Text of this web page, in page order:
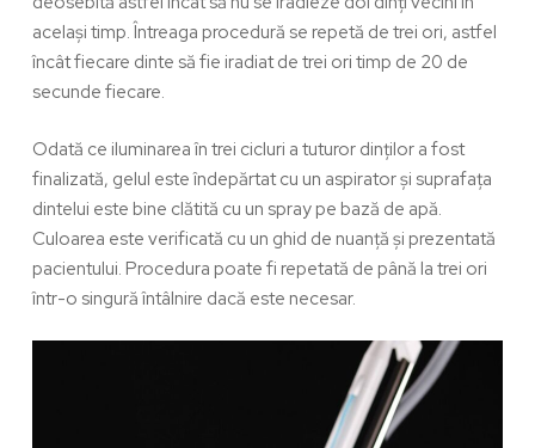
același timp. Întreaga procedură se repetă de trei ori, astfel
încât fiecare dinte să fie iradiat de trei ori timp de 20 de
secunde fiecare.
Odată ce iluminarea în trei cicluri a tuturor dinților a fost
finalizată, gelul este îndepărtat cu un aspirator și suprafața
dintelui este bine clătită cu un spray pe bază de apă.
Culoarea este verificată cu un ghid de nuanță și prezentată
pacientului. Procedura poate fi repetată de până la trei ori
într-o singură întâlnire dacă este necesar.